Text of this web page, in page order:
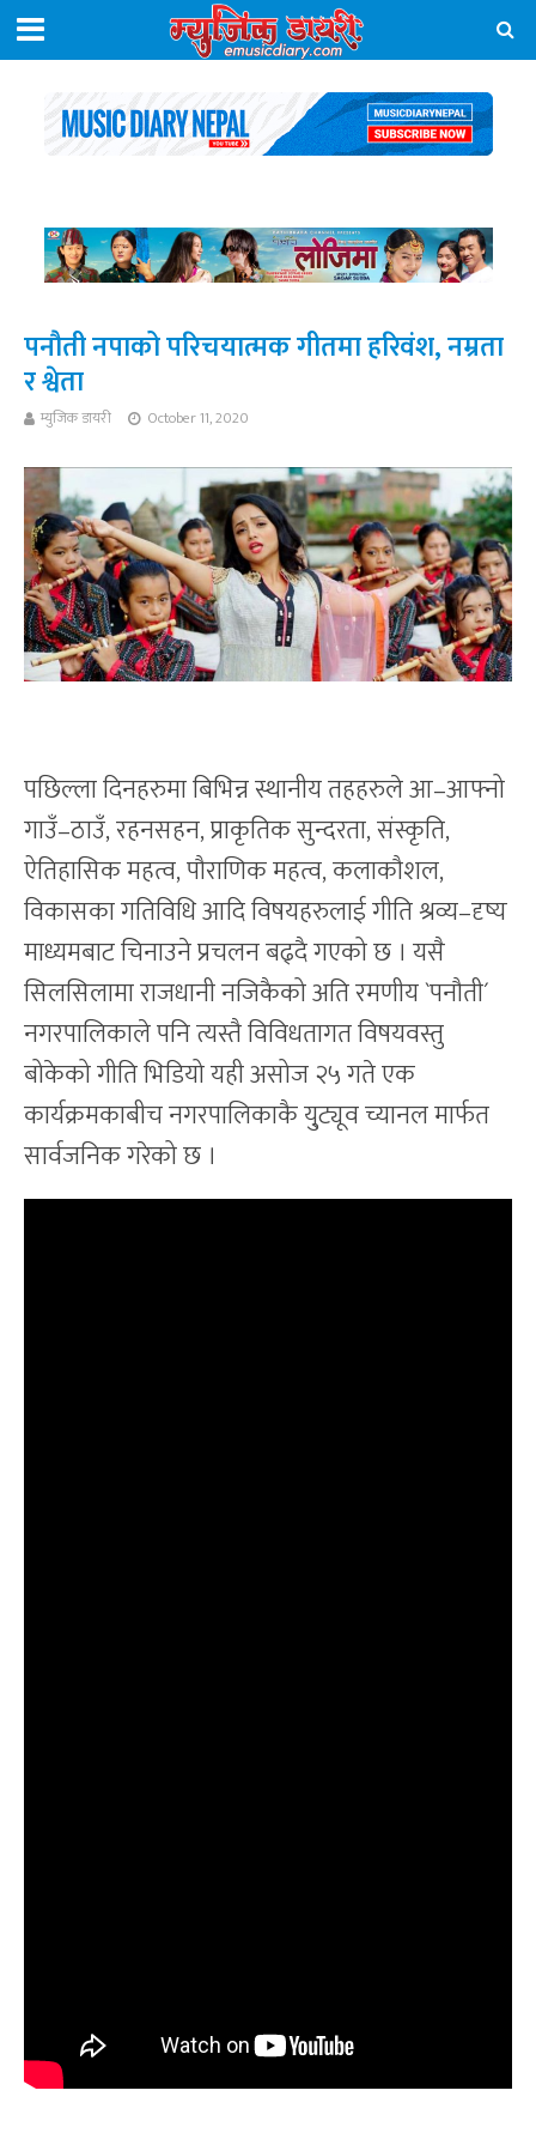
पनौती नपाको परिचयात्मक गीतमा हरिवंश, नम्रता
र श्वेता
म्युजिक डायरी October 11, 2020
पछिल्ला दिनहरुमा बिभिन्न स्थानीय तहहरुले आ–आफ्नो
गाउँ–ठाउँ, रहनसहन, प्राकृतिक सुन्दरता, संस्कृति,
ऐतिहासिक महत्व, पौराणिक महत्व, कलाकौशल,
विकासका गतिविधि आदि विषयहरुलाई गीति श्रव्य–दृष्य
माध्यमबाट चिनाउने प्रचलन बढ्दै गएको छ । यसै
सिलसिलामा राजधानी नजिकैको अति रमणीय `पनौती´
नगरपालिकाले पनि त्यस्तै विविधतागत विषयवस्तु
बोकेको गीति भिडियो यही असोज २५ गते एक
कार्यक्रमकाबीच नगरपालिकाकै यु्ट्यूव च्यानल मार्फत
सार्वजनिक गरेको छ ।